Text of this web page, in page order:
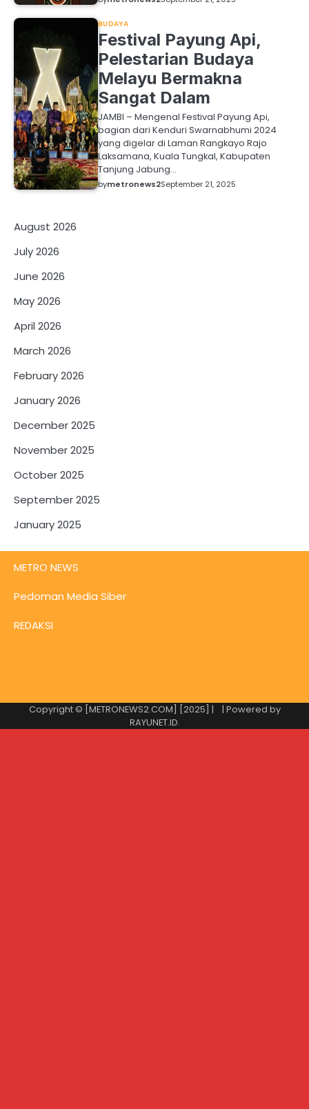
BUDAYA
Festival Payung Api,
Pelestarian Budaya
Melayu Bermakna
Sangat Dalam
JAMBI – Mengenal Festival Payung Api,
bagian dari Kenduri Swarnabhumi 2024
yang digelar di Laman Rangkayo Rajo
Laksamana, Kuala Tungkal, Kabupaten
Tanjung Jabung…
bymetronews2September 21, 2025
August 2026
July 2026
June 2026
May 2026
April 2026
March 2026
February 2026
January 2026
December 2025
November 2025
October 2025
September 2025
January 2025
METRO NEWS
Pedoman Media Siber
REDAKSI
Copyright © [METRONEWS2.COM] [2025] |
| Powered by
RAYUNET.ID.